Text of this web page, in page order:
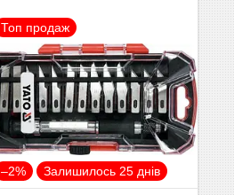
Топ продаж
–2% Залишилось 25 днів